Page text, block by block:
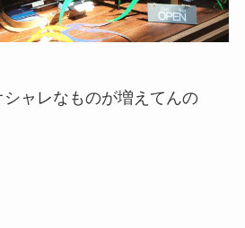
ャレなものが増えてんの